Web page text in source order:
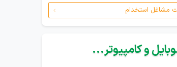
مشاغل استخدام
و کامپیوتر...